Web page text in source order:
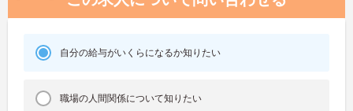
自分の給与がいくらになるか知りたい
職場の人間関係について知りたい